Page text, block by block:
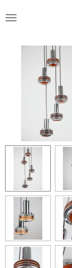
direct
hoofdinhoud